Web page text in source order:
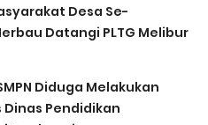
Desa Se-
Datangi PLTG Melibur
Diduga Melakukan
Dinas Pendidikan